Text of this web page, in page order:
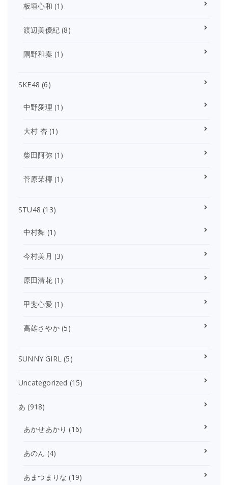
板垣心和 (1)
渡辺美優紀 (8)
隅野和奏 (1)
SKE48 (6)
中野愛理 (1)
大村 杏(1)
柴田阿弥(1)
菅原茉椰(1)
STU48 (13)
中村舞 (1)
今村美月 (3)
原田清花(1)
甲斐心愛 (1)
高雄さやか (5)
SUNNY GIRL (5)
Uncategorized (15)
あ (918)
あかせあかり (16)
あのん (4)
あまつまりな (19)